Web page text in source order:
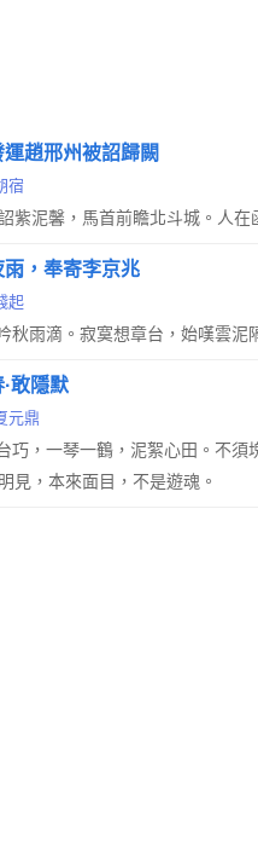
趙邢州被詔歸闕
宿
紫泥馨，馬首前瞻北斗城。人
雨，奉寄李京兆
起
秋雨滴。寂寞想章台，始嘆雲
敢隱默
元鼎
台巧，一琴一鶴，泥絮心田。不
見，本來面目，不是遊魂。